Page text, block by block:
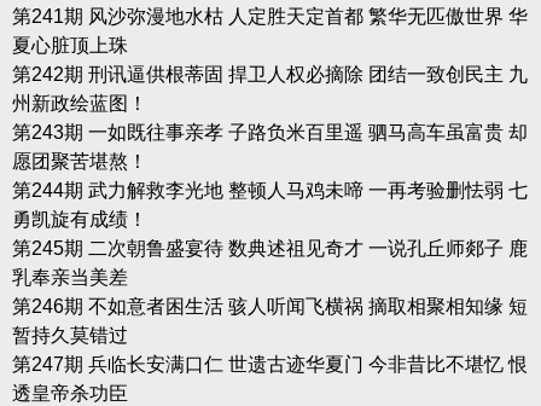
第241期 风沙弥漫地水枯 人定胜天定首都 繁华无匹傲世界 华
夏心脏顶上珠
第242期 刑讯逼供根蒂固 捍卫人权必摘除 团结一致创民主 九
州新政绘蓝图！
第243期 一如既往事亲孝 子路负米百里遥 驷马高车虽富贵 却
愿团聚苦堪熬！
第244期 武力解救李光地 整顿人马鸡未啼 一再考验删怯弱 七
勇凯旋有成绩！
第245期 二次朝鲁盛宴待 数典述祖见奇才 一说孔丘师郯子 鹿
乳奉亲当美差
第246期 不如意者困生活 骇人听闻飞横祸 摘取相聚相知缘 短
暂持久莫错过
第247期 兵临长安满口仁 世遗古迹华夏门 今非昔比不堪忆 恨
透皇帝杀功臣